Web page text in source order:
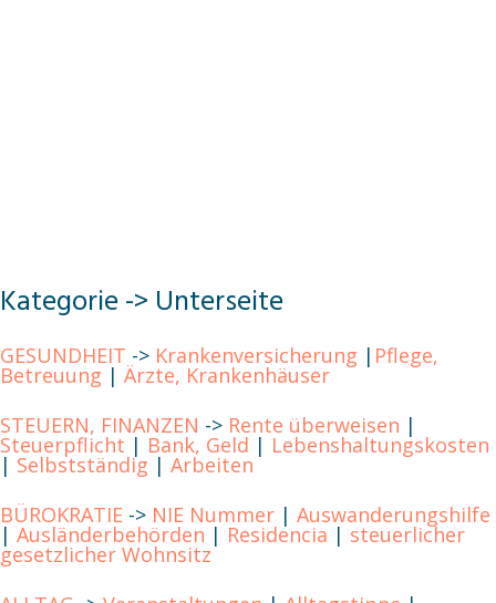
Kategorie -> Unterseite
GESUNDHEIT -> Krankenversicherung | Pflege,
Betreuung | Ärzte, Krankenhäuser
STEUERN, FINANZEN -> Rente überweisen |
Steuerpflicht | Bank, Geld | Lebenshaltungskosten
| Selbstständig | Arbeiten
BÜROKRATIE -> NIE Nummer | Auswanderungshilfe
| Ausländerbehörden | Residencia | steuerlicher
gesetzlicher Wohnsitz